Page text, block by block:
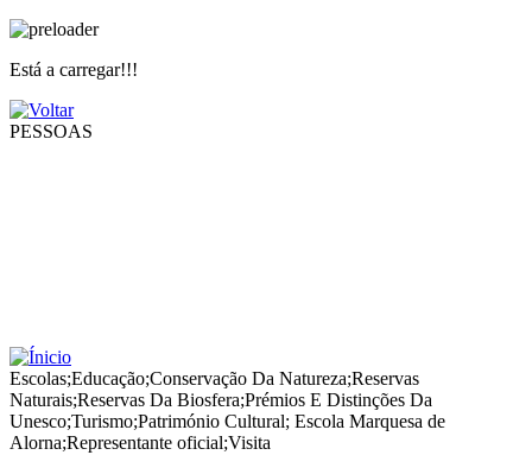
Está a carregar!!!
PESSOAS
Escolas;Educação;Conservação Da Natureza;Reservas
Naturais;Reservas Da Biosfera;Prémios E Distinções Da
Unesco;Turismo;Património Cultural; Escola Marquesa de
Alorna;Representante oficial;Visita